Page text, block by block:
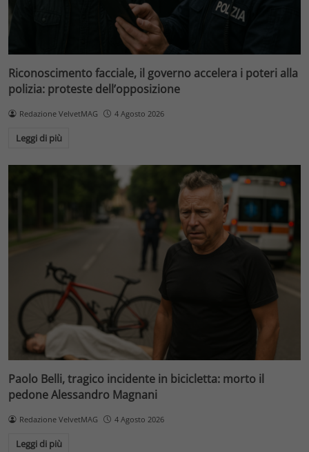
Riconoscimento facciale, il governo accelera i poteri alla
polizia: proteste dell’opposizione
Redazione VelvetMAG 4 Agosto 2026
Leggi di più
Paolo Belli, tragico incidente in bicicletta: morto il
pedone Alessandro Magnani
Redazione VelvetMAG 4 Agosto 2026
Leggi di più